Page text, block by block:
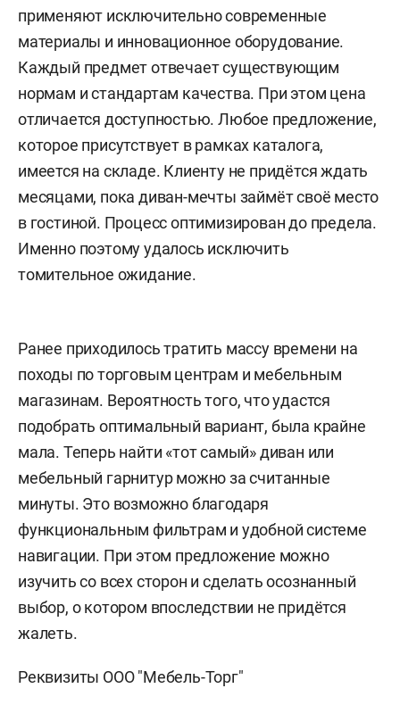
применяют исключительно современные
материалы и инновационное оборудование.
Каждый предмет отвечает существующим
нормам и стандартам качества. При этом цена
отличается доступностью. Любое предложение,
которое присутствует в рамках каталога,
имеется на складе. Клиенту не придётся ждать
месяцами, пока диван-мечты займёт своё место
в гостиной. Процесс оптимизирован до предела.
Именно поэтому удалось исключить
томительное ожидание.
Ранее приходилось тратить массу времени на
походы по торговым центрам и мебельным
магазинам. Вероятность того, что удастся
подобрать оптимальный вариант, была крайне
мала. Теперь найти «тот самый» диван или
мебельный гарнитур можно за считанные
минуты. Это возможно благодаря
функциональным фильтрам и удобной системе
навигации. При этом предложение можно
изучить со всех сторон и сделать осознанный
выбор, о котором впоследствии не придётся
жалеть.
Реквизиты ООО "Мебель-Торг"